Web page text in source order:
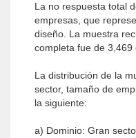
La no respuesta total
empresas, que
diseño. La muestra
completa fue de 3,469
La distribución de la
sector, tamaño de
la siguiente:
a) Dominio: Gran